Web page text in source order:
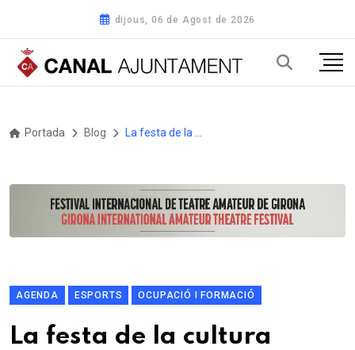
dijous, 06 de Agost de 2026
Portada Blog
AGENDA ESPORTS OCUPACIÓ I FORMACIÓ
La festa de la cultura